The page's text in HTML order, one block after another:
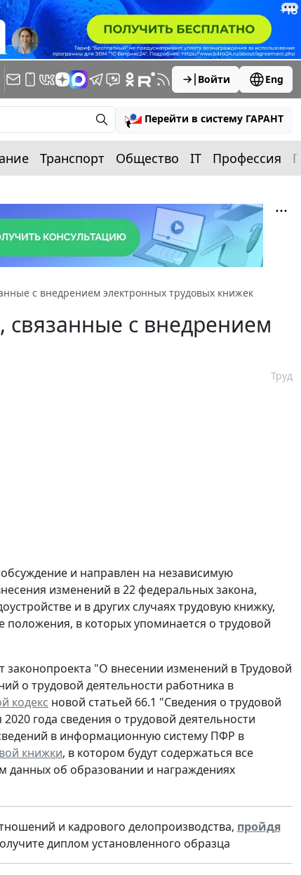
Войти Eng
Перейти в систему ГАРАНТ
Транспорт Общество IT Профессия
с внедрением электронных трудовых книжек
связанные с внедрением
Труд
и направлен на независимую
изменений в 22 федеральных закона,
и в других случаях трудовую книжку,
положения, в которых упоминается о трудовой
законопроекта "О внесении изменений в Трудовой
о трудовой деятельности работника в
кодекс новой статьей 66.1 "Сведения о трудовой
года сведения о трудовой деятельности
в информационную систему ПФР в
книжки, в котором будут содержаться все
данных об образовании и награждениях
и кадрового делопроизводства, пройдя
диплом установленного образца